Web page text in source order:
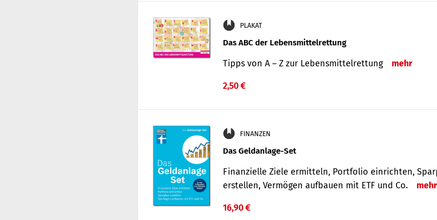
PLAKAT
Das ABC der Lebensmittelrettung
Tipps von A – Z zur Lebensmittelrettung mehr
2,50 €
FINANZEN
Das Geldanlage-Set
Finanzielle Ziele ermitteln, Portfolio einrichten,
erstellen, Vermögen aufbauen mit ETF und Co.
mehr
16,90 €